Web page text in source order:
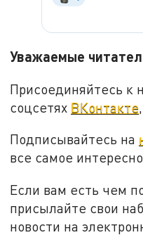
Уважаемые
Присоединяйтесь к
соцсетях ВКонтакте
Подписывайтесь на
все самое
Если вам есть чем
присылайте свои
новости на